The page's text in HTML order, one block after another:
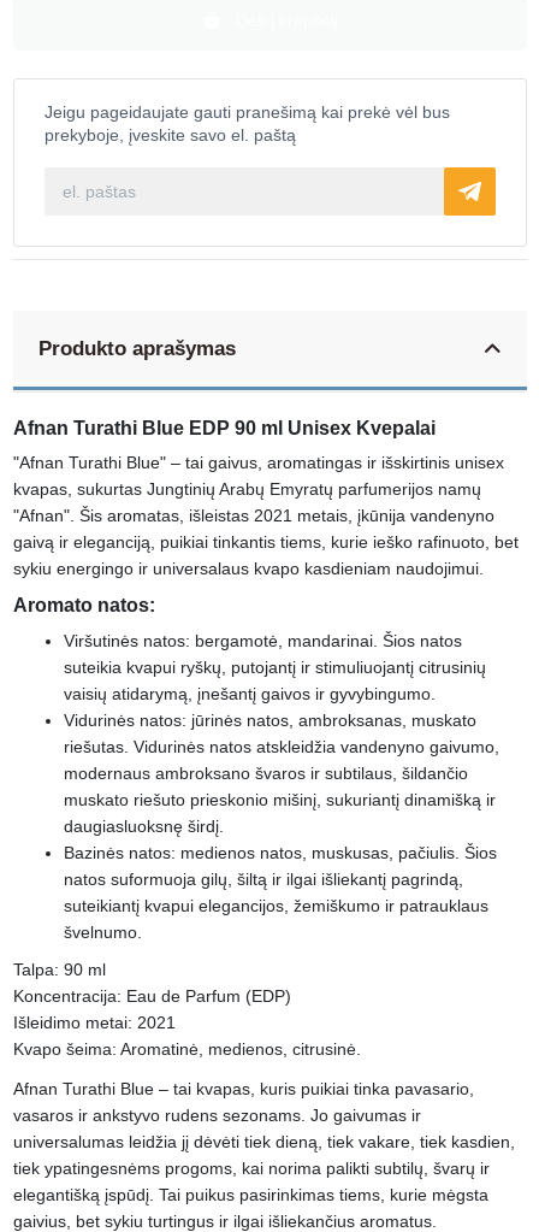
Jeigu pageidaujate gauti pranešimą kai prekė vėl bus
prekyboje, įveskite savo el. paštą
Produkto aprašymas
Afnan Turathi Blue EDP 90 ml Unisex Kvepalai
"Afnan Turathi Blue" – tai gaivus, aromatingas ir išskirtinis unisex
kvapas, sukurtas Jungtinių Arabų Emyratų parfumerijos namų
"Afnan". Šis aromatas, išleistas 2021 metais, įkūnija vandenyno
gaivą ir eleganciją, puikiai tinkantis tiems, kurie ieško rafinuoto, bet
sykiu energingo ir universalaus kvapo kasdieniam naudojimui.
Aromato natos:
Viršutinės natos: bergamotė, mandarinai. Šios natos
suteikia kvapui ryškų, putojantį ir stimuliuojantį citrusinių
vaisių atidarymą, įnešantį gaivos ir gyvybingumo.
Vidurinės natos: jūrinės natos, ambroksanas, muskato
riešutas. Vidurinės natos atskleidžia vandenyno gaivumo,
modernaus ambroksano švaros ir subtilaus, šildančio
muskato riešuto prieskonio mišinį, sukuriantį dinamišką ir
daugiasluoksnę širdį.
Bazinės natos: medienos natos, muskusas, pačiulis. Šios
natos suformuoja gilų, šiltą ir ilgai išliekantį pagrindą,
suteikiantį kvapui elegancijos, žemiškumo ir patrauklaus
švelnumo.
Talpa: 90 ml
Koncentracija: Eau de Parfum (EDP)
Išleidimo metai: 2021
Kvapo šeima: Aromatinė, medienos, citrusinė.
Afnan Turathi Blue – tai kvapas, kuris puikiai tinka pavasario,
vasaros ir ankstyvo rudens sezonams. Jo gaivumas ir
universalumas leidžia jį dėvėti tiek dieną, tiek vakare, tiek kasdien,
tiek ypatingesnėms progoms, kai norima palikti subtilų, švarų ir
elegantišką įspūdį. Tai puikus pasirinkimas tiems, kurie mėgsta
gaivius, bet sykiu turtingus ir ilgai išliekančius aromatus.